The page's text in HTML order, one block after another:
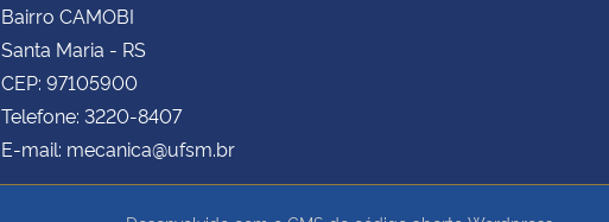
Bairro CAMOBI
Santa Maria - RS
CEP: 97105900
Telefone: 3220-8407
E-mail: mecanica@ufsm.br